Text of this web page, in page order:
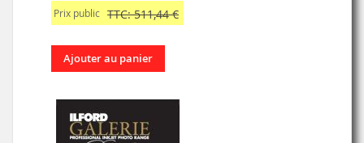
Prix public TTC: 511,44 €
Ajouter au panier